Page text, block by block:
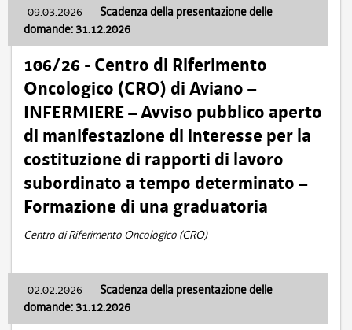
09.03.2026 - Scadenza della presentazione delle
domande: 31.12.2026
106/26 - Centro di Riferimento
Oncologico (CRO) di Aviano –
INFERMIERE – Avviso pubblico aperto
di manifestazione di interesse per la
costituzione di rapporti di lavoro
subordinato a tempo determinato –
Formazione di una graduatoria
Centro di Riferimento Oncologico (CRO)
02.02.2026 - Scadenza della presentazione delle
domande: 31.12.2026